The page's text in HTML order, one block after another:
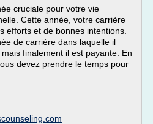
cruciale pour votre vie
Cette année, votre carrière
efforts et de bonnes intentions.
de carrière dans laquelle il
finalement il est payante. En
devez prendre le temps pour